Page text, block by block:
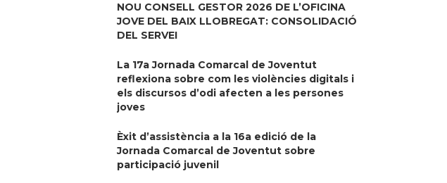
NOU CONSELL GESTOR 2026 DE L’OFICINA
JOVE DEL BAIX LLOBREGAT: CONSOLIDACIÓ
DEL SERVEI
La 17a Jornada Comarcal de Joventut
reflexiona sobre com les violències digitals i
els discursos d’odi afecten a les persones
joves
Èxit d’assistència a la 16a edició de la
Jornada Comarcal de Joventut sobre
participació juvenil